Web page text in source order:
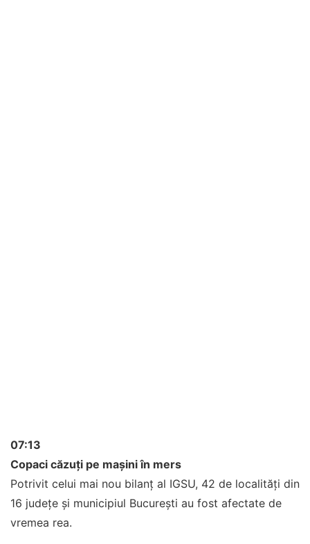
07:13
Copaci căzuți pe mașini în mers
Potrivit celui mai nou bilanț al IGSU, 42 de localități din
16 județe și municipiul București au fost afectate de
vremea rea.